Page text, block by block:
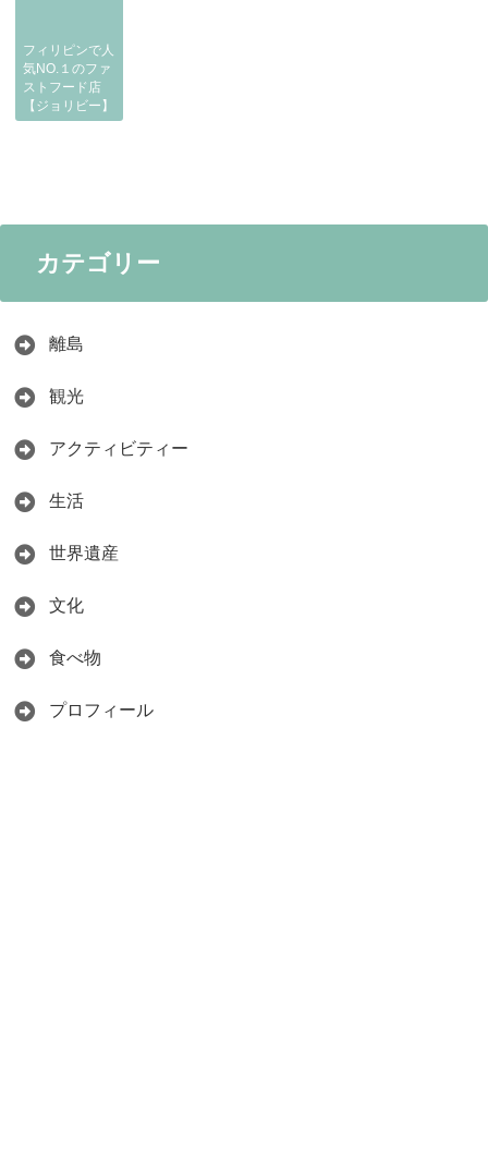
フィリピンで人
気NO.１のファ
ストフード店
【ジョリビー】
カテゴリー
離島
観光
アクティビティー
生活
世界遺産
文化
食べ物
プロフィール